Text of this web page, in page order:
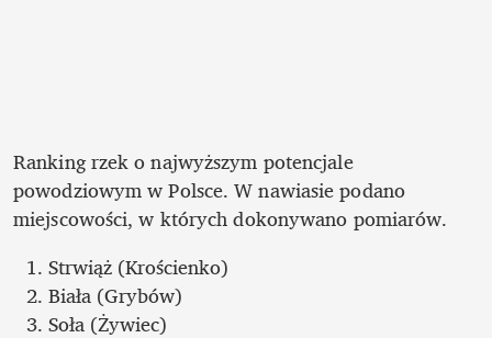
Ranking rzek o najwyższym potencjale
powodziowym w Polsce. W nawiasie podano
miejscowości, w których dokonywano pomiarów.
Strwiąż (Krościenko)
Biała (Grybów)
Soła (Żywiec)